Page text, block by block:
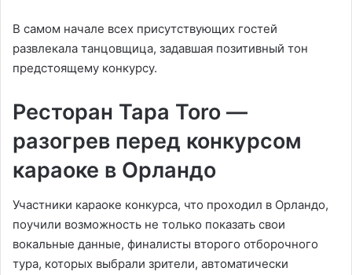
В самом начале всех присутствующих гостей
развлекала танцовщица, задавшая позитивный тон
предстоящему конкурсу.
Ресторан Tapa Toro —
разогрев перед конкурсом
караоке в Орландо
Участники караоке конкурса, что проходил в Орландо,
поучили возможность не только показать свои
вокальные данные, финалисты второго отборочного
тура, которых выбрали зрители, автоматически